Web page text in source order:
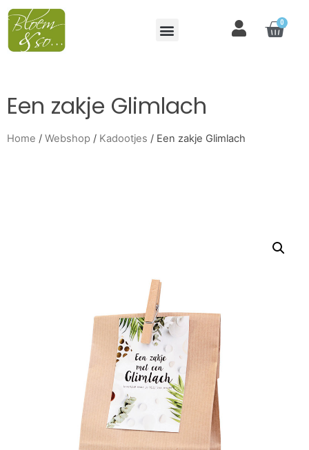
0
Een zakje Glimlach
Home / Webshop / Kadootjes / Een zakje Glimlach